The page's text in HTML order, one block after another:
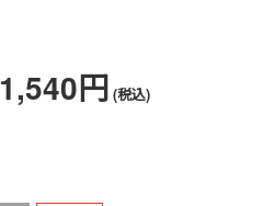
1,540円 (税込)